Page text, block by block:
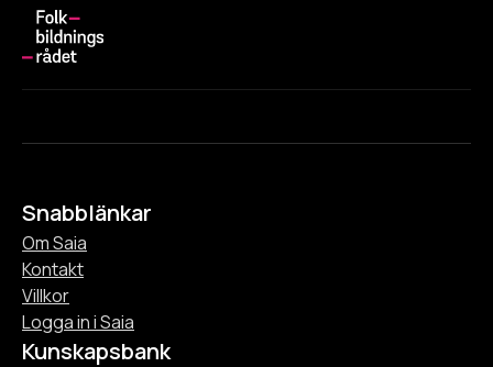
Snabblänkar
Om Saia
Kontakt
Villkor
Logga in i Saia
Kunskapsbank